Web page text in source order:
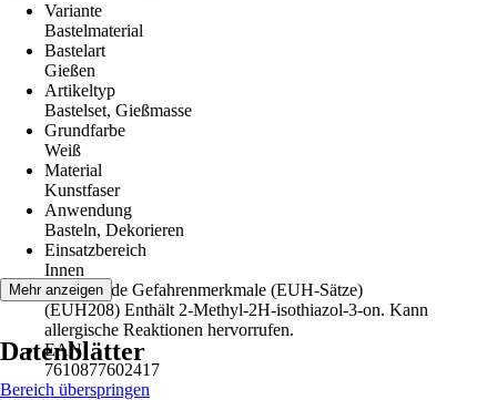
Variante
Bastelmaterial
Bastelart
Gießen
Artikeltyp
Bastelset, Gießmasse
Grundfarbe
Weiß
Material
Kunstfaser
Anwendung
Basteln, Dekorieren
Einsatzbereich
Innen
Ergänzende Gefahrenmerkmale (EUH-Sätze)
(EUH208) Enthält 2-Methyl-2H-isothiazol-3-on. Kann
allergische Reaktionen hervorrufen.
EAN
7610877602417
Mehr anzeigen
Datenblätter
Bereich überspringen